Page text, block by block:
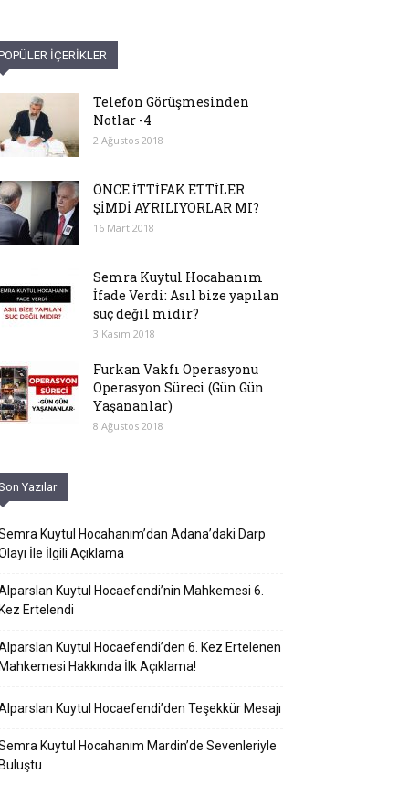
İÇERİKLER
Telefon Görüşmesinden
Notlar -4
2 Ağustos 2018
ÖNCE İTTİFAK ETTİLER
ŞİMDİ AYRILIYORLAR MI?
16 Mart 2018
Semra Kuytul Hocahanım
İfade Verdi: Asıl bize yapılan
suç değil midir?
3 Kasım 2018
Furkan Vakfı Operasyonu
Operasyon Süreci (Gün Gün
Yaşananlar)
8 Ağustos 2018
Yazılar
Kuytul Hocahanım’dan Adana’daki Darp
İle İlgili Açıklama
Kuytul Hocaefendi’nin Mahkemesi 6.
Ertelendi
Kuytul Hocaefendi’den 6. Kez Ertelenen
Hakkında İlk Açıklama!
Kuytul Hocaefendi’den Teşekkür Mesajı
Kuytul Hocahanım Mardin’de Sevenleriyle